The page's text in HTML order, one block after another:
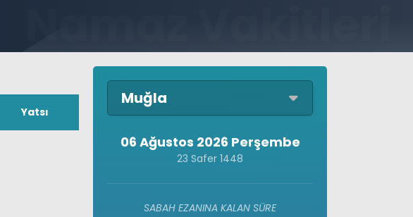
Yatsı
Muğla
06 Ağustos 2026 Perşembe
23 Safer 1448
SABAH EZANINA KALAN SÜRE